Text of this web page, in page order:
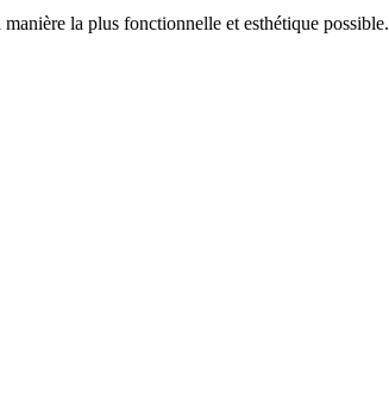
la plus fonctionnelle et esthétique possible.